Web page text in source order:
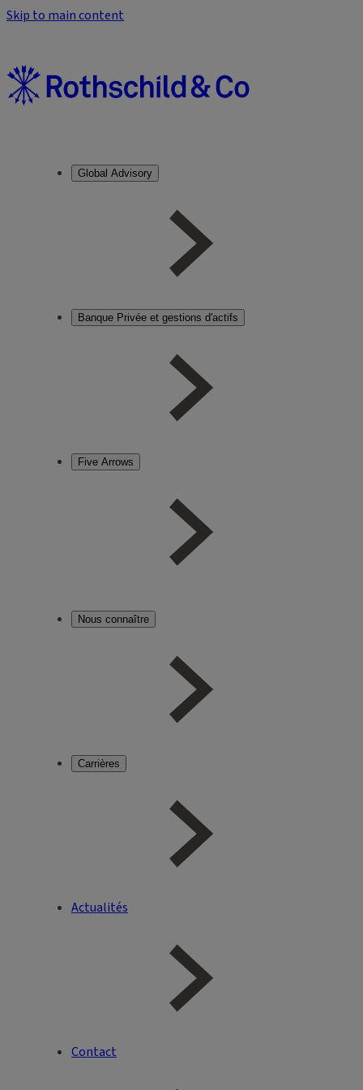
Skip to main content
Global Advisory
Banque Privée et gestions d'actifs
Five Arrows
Nous connaître
Carrières
Actualités
Contact